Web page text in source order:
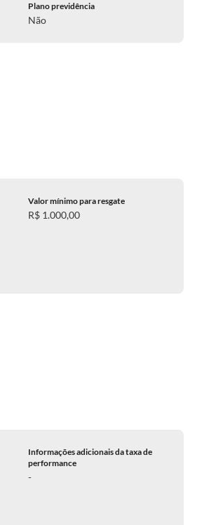
Plano previdência
Não
Valor mínimo para resgate
R$ 1.000,00
Informações adicionais da taxa de
performance
-